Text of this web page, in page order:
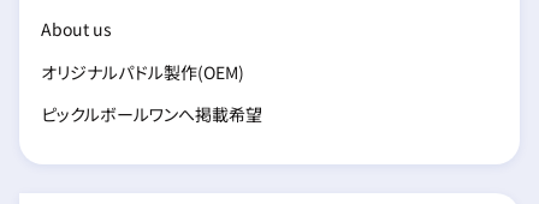
About us
オリジナルパドル製作(OEM)
ピックルボールワンへ掲載希望